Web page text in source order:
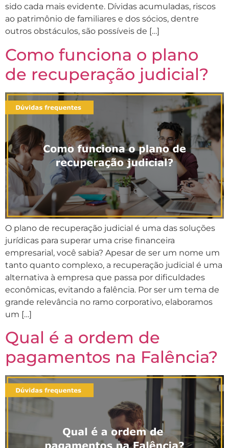
sido cada mais evidente. Dívidas acumuladas, riscos
ao patrimônio de familiares e dos sócios, dentre
outros obstáculos, são possíveis de […]
Como funciona o plano
de recuperação judicial?
O plano de recuperação judicial é uma das soluções
jurídicas para superar uma crise financeira
empresarial, você sabia? Apesar de ser um nome um
tanto quanto complexo, a recuperação judicial é uma
alternativa à empresa que passa por dificuldades
econômicas, evitando a falência. Por ser um tema de
grande relevância no ramo corporativo, elaboramos
um […]
Qual é a ordem de
pagamentos na Falência?